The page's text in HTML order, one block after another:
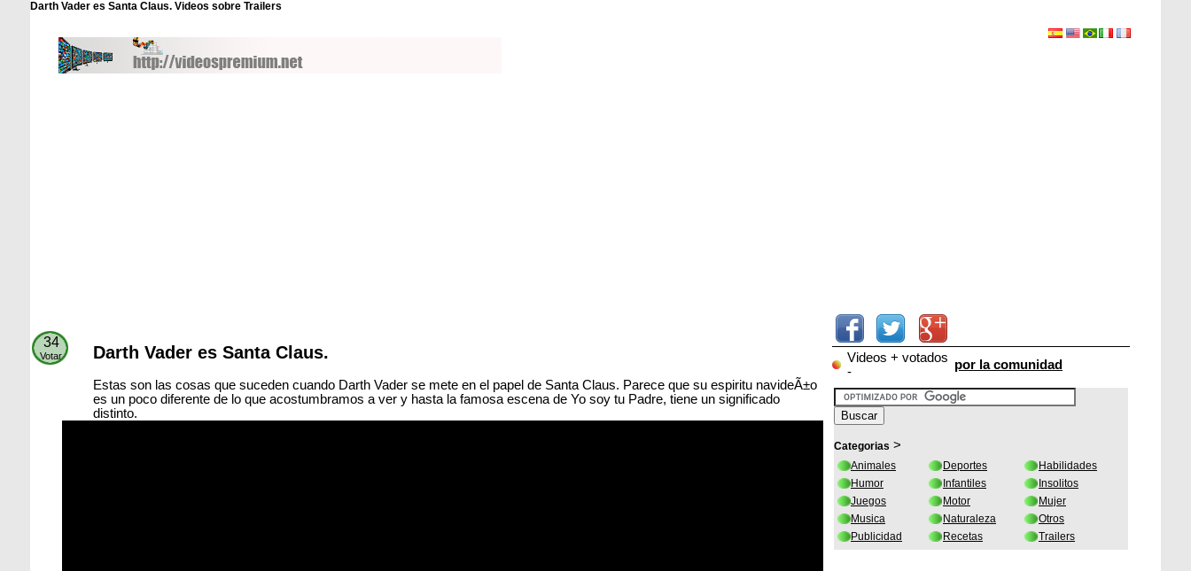
Darth Vader es Santa Claus. Videos sobre Trailers
34
Votar Darth Vader es Santa Claus.
Estas son las cosas que suceden cuando Darth Vader se mete en el papel de Santa Claus. Parece que su espiritu navideÃ±o
es un poco diferente de lo que acostumbramos a ver y hasta la famosa escena de Yo soy tu Padre, tiene un significado
distinto.
Videos + votados
-
por la comunidad
Categorias >
Animales Deportes
Habilidades
Humor
Infantiles
Insolitos
Juegos
Motor
Mujer
Musica
Naturaleza
Otros
Publicidad
Recetas Trailers